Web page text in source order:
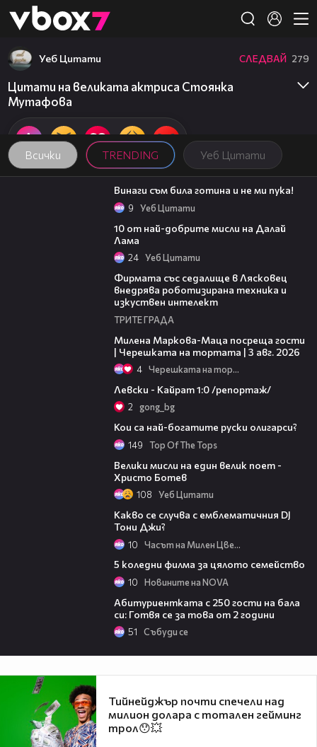
👾
Всички TRENDING Уеб Цитати
Уеб Цитати СЛЕДВАЙ 279
Цитати на великата актриса Стоянка
Мутафова
01:48
Винаги съм била готина и не ми пука!
9 Уеб Цитати
10 от най-добрите мисли на Далай
Лама
24 Уеб Цитати
Фирмата със седалище в Лясковец
внедрява роботизирана техника и
изкуствен интелект
ТРИТЕ ГРАДА
Милена Маркова-Маца посреща гости
| Черешката на тортата | 3 авг. 2026
4 Черешката на тортата
Левски - Кайрат 1:0 /репортаж/
2 gong_bg
Кои са най-богатите руски олигарси?
149 Top Of The Tops
Велики мисли на един велик поет -
Христо Ботев
108 Уеб Цитати
Какво се случва с емблематичния DJ
Тони Джи?
10 Часът на Милен Цветков
5 коледни филма за цялото семейство
10 Новините на NOVA
Aбитуриентката с 250 гости на бала
си: Готвя се за това от 2 години
51 Събуди се
Тийнейджър почти спечели над
милион долара с тотален гейминг
трол😯💥